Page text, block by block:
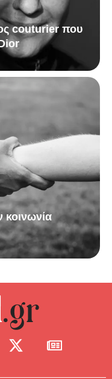
couturier που
κοινωνία